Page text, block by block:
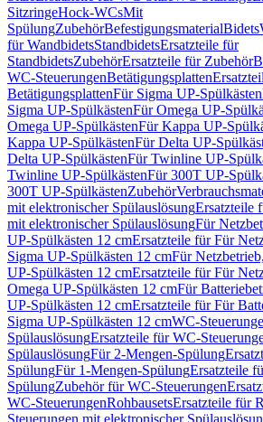
SitzringeHock-WCsMit
SpülungZubehörBefestigungsmaterialBidets
für WandbidetsStandbidetsErsatzteile für
StandbidetsZubehörErsatzteile für Zubehör
WC-SteuerungenBetätigungsplatten
BetätigungsplattenFür Sigma UP-Spülkästen
Sigma UP-SpülkästenFür Omega UP-
Omega UP-SpülkästenFür Kappa UP-
Kappa UP-SpülkästenFür Delta UP-
Delta UP-SpülkästenFür Twinline UP-
Twinline UP-SpülkästenFür 300T UP-
300T UP-SpülkästenZubehör
mit elektronischer SpülauslösungErsatzteile
mit elektronischer SpülauslösungFür
UP-Spülkästen 12 cmErsatzteile für Für
Sigma UP-Spülkästen 12 cmFür
UP-Spülkästen 12 cmErsatzteile für Für
Omega UP-Spülkästen 12 cmFür
UP-Spülkästen 12 cmErsatzteile für Für
Sigma UP-Spülkästen 12 cmWC-
SpülauslösungErsatzteile für WC-
SpülauslösungFür 2-Mengen-Spülung
SpülungFür 1-Mengen-SpülungErsatzteile
SpülungZubehör für WC-Steuerungen
WC-SteuerungenRohbausetsErsatzteile für
Steuerungen mit elektronischer